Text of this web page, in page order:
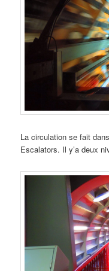
La circulation se fait
Escalators. Il y’a deux